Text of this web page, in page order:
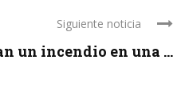
Siguiente noticia
un incendio en una ...